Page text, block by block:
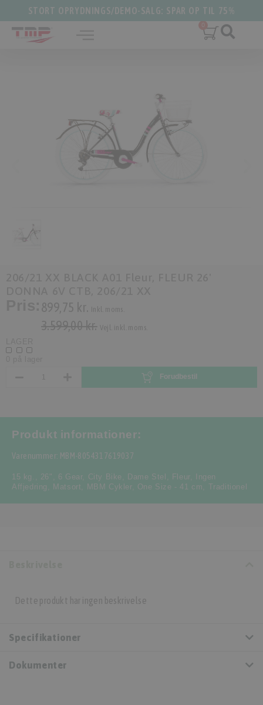
STORT OPRYDNINGS/DEMO-SALG: SPAR OP TIL 75%
Forudbestil
Produkt informationer:
Varenummer: MBM-8054317619037
15 kg. , 26" , 6 Gear, City Bike , Dame Stel , Fleur,
Ingen
Affjedring , Matsort, MBM Cykler, One Size - 41 cm, Traditionel
Dette produkt har ingen beskrivelse
Specifikationer
Dokumenter